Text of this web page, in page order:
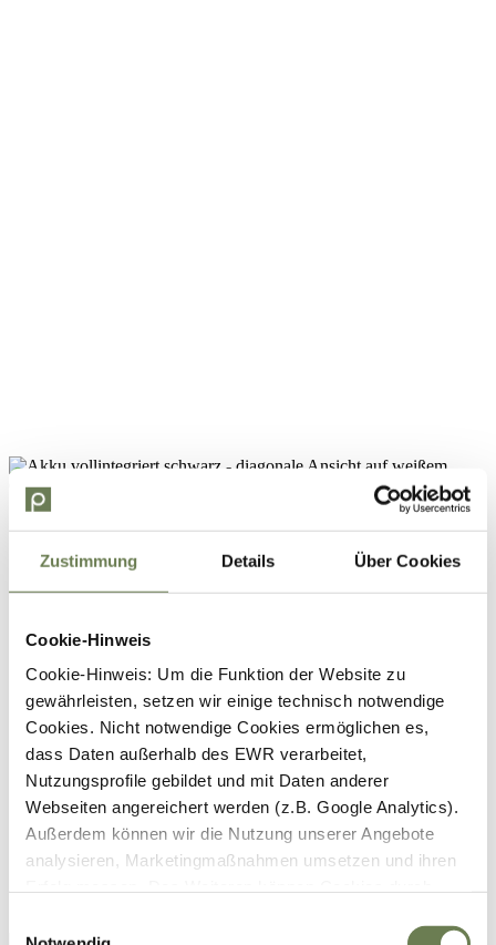
Zustimmung Details Über Cookies
Cookie-Hinweis
Cookie-Hinweis: Um die Funktion der Website zu
gewährleisten, setzen wir einige technisch notwendige
Cookies. Nicht notwendige Cookies ermöglichen es,
dass Daten außerhalb des EWR verarbeitet,
Nutzungsprofile gebildet und mit Daten anderer
Webseiten angereichert werden (z.B. Google Analytics).
Außerdem können wir die Nutzung unserer Angebote
analysieren, Marketingmaßnahmen umsetzen und ihren
Für die genannten Verarbeitungszwecke können